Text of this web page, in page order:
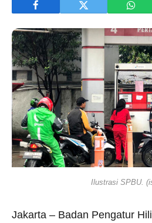
Ilustrasi SPBU.
Jakarta – Badan Pengatur